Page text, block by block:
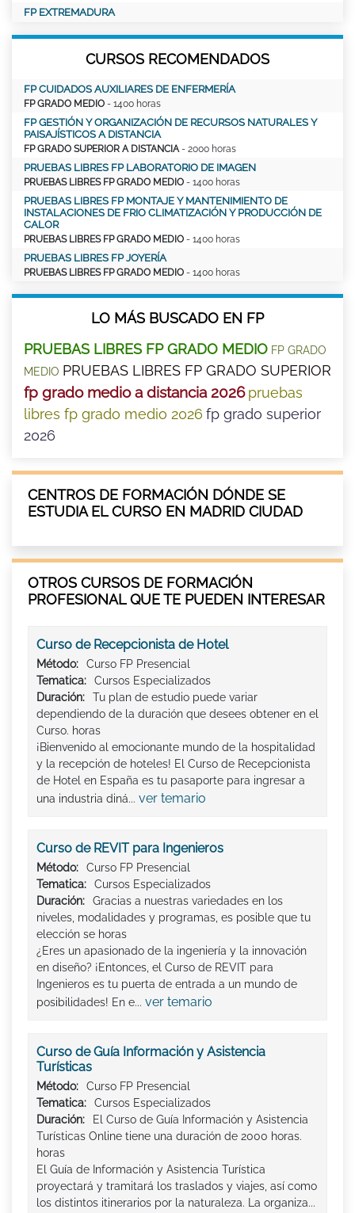
FP EXTREMADURA
CURSOS RECOMENDADOS
FP CUIDADOS AUXILIARES DE ENFERMERÍA
FP GRADO MEDIO - 1400 horas
FP GESTIÓN Y ORGANIZACIÓN DE RECURSOS NATURALES Y
PAISAJÍSTICOS A DISTANCIA
FP GRADO SUPERIOR A DISTANCIA- 2000 horas
PRUEBAS LIBRES FP LABORATORIO DE IMAGEN
PRUEBAS LIBRES FP GRADO MEDIO - 1400 horas
PRUEBAS LIBRES FP MONTAJE Y MANTENIMIENTO DE
INSTALACIONES DE FRIO CLIMATIZACIÓN Y PRODUCCIÓN DE
CALOR
PRUEBAS LIBRES FP GRADO MEDIO - 1400 horas
PRUEBAS LIBRES FP JOYERÍA
PRUEBAS LIBRES FP GRADO MEDIO - 1400 horas
LO MÁS BUSCADO EN FP
PRUEBAS LIBRES FP GRADO MEDIO FP GRADO
MEDIO PRUEBAS LIBRES FP GRADO SUPERIOR
fp grado medio a distancia 2026 pruebas
libres fp grado medio 2026 fp grado superior
2026
CENTROS DE FORMACIÓN DÓNDE SE
ESTUDIA EL CURSO EN MADRID CIUDAD
OTROS CURSOS DE FORMACIÓN
PROFESIONAL QUE TE PUEDEN INTERESAR
Curso de Recepcionista de Hotel
Método:
Curso FP Presencial
Tematica:
Cursos Especializados
Duración:
Tu plan de estudio puede variar
dependiendo de la duración que desees obtener en el
Curso. horas
¡Bienvenido al emocionante mundo de la hospitalidad
y la recepción de hoteles! El Curso de Recepcionista
de Hotel en España es tu pasaporte para ingresar a
una industria diná... ver temario
Curso de REVIT para Ingenieros
Método:
Curso FP Presencial
Tematica:
Cursos Especializados
Duración:
Gracias a nuestras variedades en los
niveles, modalidades y programas, es posible que tu
elección se horas
¿Eres un apasionado de la ingeniería y la innovación
en diseño? ¡Entonces, el Curso de REVIT para
Ingenieros es tu puerta de entrada a un mundo de
posibilidades! En e... ver temario
Curso de Guía Información y Asistencia
Turísticas
Método:
Curso FP Presencial
Tematica:
Cursos Especializados
Duración:
El Curso de Guía Información y Asistencia
Turísticas Online tiene una duración de 2000 horas.
horas
El Guía de Información y Asistencia Turística
proyectará y tramitará los traslados y viajes, así como
los distintos itinerarios por la naturaleza. La organiza...